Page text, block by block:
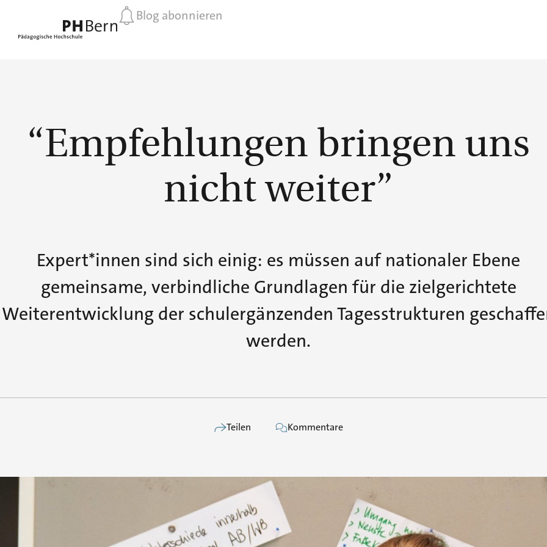
Blog abonnieren
“Empfehlungen bringen uns
nicht weiter”
Expert*innen sind sich einig: es müssen auf nationaler Ebene
gemeinsame, verbindliche Grundlagen für die zielgerichtete
Weiterentwicklung der schulergänzenden Tagesstrukturen
werden.
Teilen Kommentare